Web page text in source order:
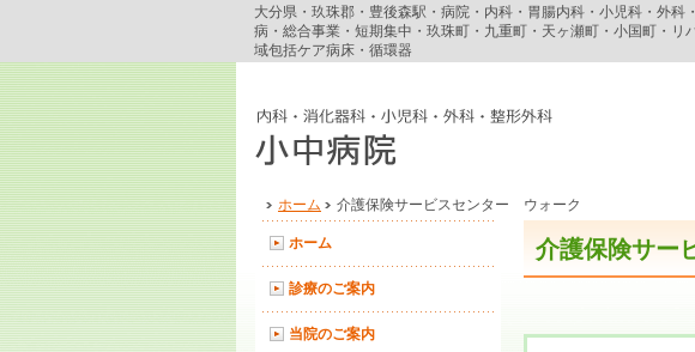
大分県・玖珠郡・豊後森駅・病院・内科・胃腸内科・小児科・外
病・総合事業・短期集中・玖珠町・九重町・天ヶ瀬町・小国町・
域包括ケア病床・循環器
ホーム 介護保険サービスセンター ウォーク
介護保険サー
ホーム
診療のご案内
当院のご案内